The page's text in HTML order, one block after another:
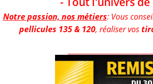
Notre passion, nos métiers: Vous
pellicules 135 & 120, réaliser vos